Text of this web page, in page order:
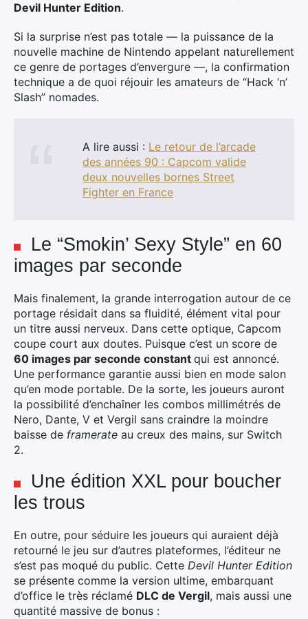
Devil Hunter Edition.
Si la surprise n’est pas totale — la puissance de la
nouvelle machine de Nintendo appelant naturellement
ce genre de portages d’envergure —, la confirmation
technique a de quoi réjouir les amateurs de “Hack ‘n’
Slash” nomades.
A lire aussi : Le retour de l’arcade
des années 90 : Capcom valide
deux nouvelles bornes Street
Fighter en France
Le “Smokin’ Sexy Style” en 60
images par seconde
Mais finalement, la grande interrogation autour de ce
portage résidait dans sa fluidité, élément vital pour
un titre aussi nerveux. Dans cette optique, Capcom
coupe court aux doutes. Puisque c’est un score de
60 images par seconde constant qui est annoncé.
Une performance garantie aussi bien en mode salon
qu’en mode portable. De la sorte, les joueurs auront
la possibilité d’enchaîner les combos millimétrés de
Nero, Dante, V et Vergil sans craindre la moindre
baisse de framerate au creux des mains, sur Switch
2.
Une édition XXL pour boucher
les trous
En outre, pour séduire les joueurs qui auraient déjà
retourné le jeu sur d’autres plateformes, l’éditeur ne
s’est pas moqué du public. Cette Devil Hunter Edition
se présente comme la version ultime, embarquant
d’office le très réclamé DLC de Vergil, mais aussi une
quantité massive de bonus :